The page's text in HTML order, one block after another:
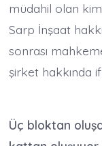
müdahil olan
Sarp İnşaat
sonrası
şirket hakkında
Üç bloktan